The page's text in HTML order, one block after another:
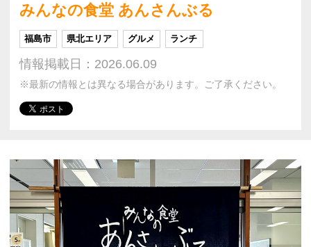
みんなの食堂 あんさんぶる
福島市 県北エリア グルメ ランチ
情報掲載日：2026.06.09
※最新の情報とは異なる場合があります。ご了承ください。